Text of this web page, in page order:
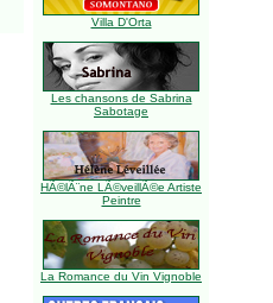
Villa D'Orta
Les chansons de Sabrina
Sabotage
HÃ©lÃ¨ne LÃ©veillÃ©e Artiste
Peintre
La Romance du Vin Vignoble